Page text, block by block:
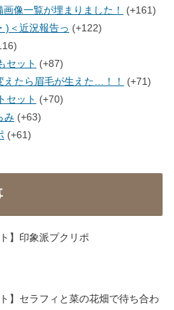
像一覧が埋まりました！
+161
)＜近況報告っ
+122
セット
+87
えたら眉毛が生えた…！！
+71
セット
+70
み +63
+61
ト】印象派プクリポ
ト】セラフィと菜の花畑で待ち合わ